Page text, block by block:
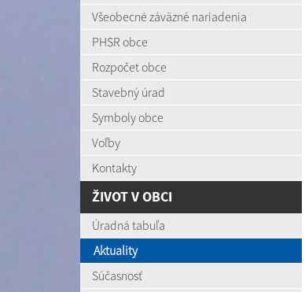
Všeobecné záväzné nariadenia
PHSR obce
Rozpočet obce
Stavebný úrad
Symboly obce
Voľby
Kontakty
ŽIVOT V OBCI
Úradná tabuľa
Aktuality
Súčasnosť